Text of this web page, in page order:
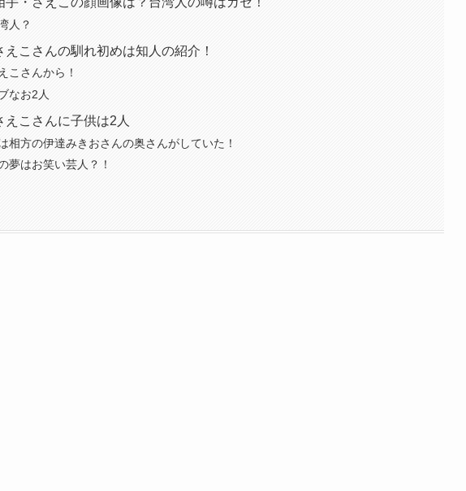
人？
こさんの馴れ初めは知人の紹介！
こさんから！
なお2人
こさんに子供は2人
相方の伊達みきおさんの奥さんがしていた！
夢はお笑い芸人？！